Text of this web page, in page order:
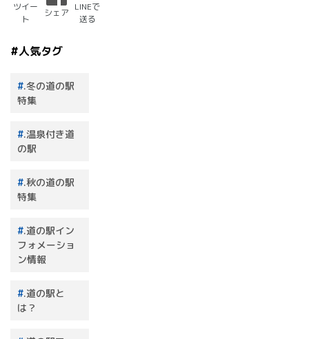
ツイー
ト
シェア
LINEで
送る
#人気タグ
.冬の道の駅
特集
.温泉付き道
の駅
.秋の道の駅
特集
.道の駅イン
フォメーショ
ン情報
.道の駅と
は？